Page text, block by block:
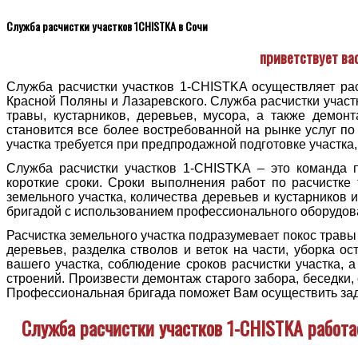
Служба расчистки участков 1CHISTKA в Сочи
приветствует
Служба расчистки участков 1-CHISTKA осуществляет
Красной Поляны и Лазаревского. Служба расчистки
травы, кустарников, деревьев, мусора, а также
становится все более востребованной на рынке услуг
участка требуется при предпродажной подготовке
Служба расчистки участков 1-CHISTKA – это
короткие сроки. Сроки выполнения работ по
земельного участка, количества деревьев и
бригадой с использованием профессионального
Расчистка земельного участка подразумевает покос
деревьев, разделка стволов и веток на части, уборка
вашего участка, соблюдение сроков расчистки
строений. Произвести демонтаж старого забора,
Профессиональная бригада поможет Вам осуществить
Служба расчистки участков 1-CHISTKA